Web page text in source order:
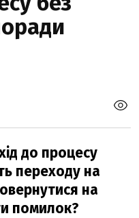
до процесу
переходу на
на
помилок?